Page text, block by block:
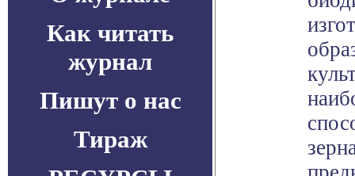
Как читать
журнал
Пишут о нас
Тираж